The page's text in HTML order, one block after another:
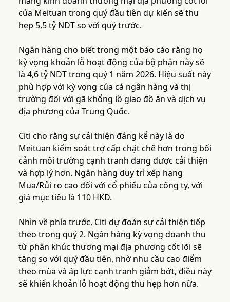
của Meituan trong quý đầu tiên dự kiến sẽ thu
hẹp 5,5 tỷ NDT so với quý trước.
Ngân hàng cho biết trong một báo cáo rằng họ
kỳ vọng khoản lỗ hoạt động của bộ phận này sẽ
là 4,6 tỷ NDT trong quý 1 năm 2026. Hiệu suất này
phù hợp với kỳ vọng của cả ngân hàng và thị
trường đối với gã khổng lồ giao đồ ăn và dịch vụ
địa phương của Trung Quốc.
Citi cho rằng sự cải thiện đáng kể này là do
Meituan kiểm soát trợ cấp chặt chẽ hơn trong bối
cảnh môi trường cạnh tranh đang được cải thiện
và hợp lý hơn. Ngân hàng duy trì xếp hạng
Mua/Rủi ro cao đối với cổ phiếu của công ty, với
giá mục tiêu là 110 HKD.
Nhìn về phía trước, Citi dự đoán sự cải thiện tiếp
theo trong quý 2. Ngân hàng kỳ vọng doanh thu
từ phân khúc thương mại địa phương cốt lõi sẽ
tăng so với quý đầu tiên, nhờ nhu cầu cao điểm
theo mùa và áp lực cạnh tranh giảm bớt, điều này
sẽ khiến khoản lỗ hoạt động thu hẹp hơn nữa.